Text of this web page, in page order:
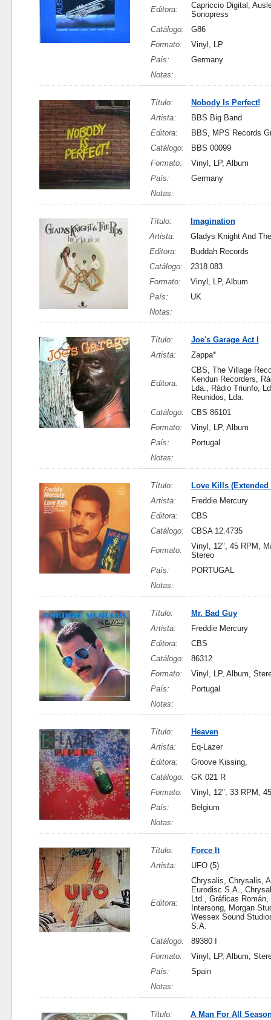
Editora:
Capriccio Digital,
Sonopress
Catálogo:
G86
Formato:
Vinyl, LP
País:
Germany
Notas:
Título:
Nobody Is Perfect!
Artista:
BBS Big Band
Editora:
BBS, MPS Records
Catálogo:
BBS 00099
Formato:
Vinyl, LP, Album
País:
Germany
Notas:
Título:
Imagination
Artista:
Gladys Knight And
Editora:
Buddah Records
Catálogo:
2318 083
Formato:
Vinyl, LP, Album
País:
UK
Notas:
Título:
Joe's Garage Act I
Artista:
Zappa*
Editora:
CBS, The Village
Kendun Recorders,
Lda., Rádio Triunfo,
Reunidos, Lda.
Catálogo:
CBS 86101
Formato:
Vinyl, LP, Album
País:
Portugal
Notas:
Título:
Love Kills (Extended
Artista:
Freddie Mercury
Editora:
CBS
Catálogo:
CBSA 12.4735
Formato:
Vinyl, 12", 45 RPM,
Stereo
País:
PORTUGAL
Notas:
Título:
Mr. Bad Guy
Artista:
Freddie Mercury
Editora:
CBS
Catálogo:
86312
Formato:
Vinyl, LP, Album,
País:
Portugal
Notas:
Título:
Heaven
Artista:
Eq-Lazer
Editora:
Groove Kissing,
Catálogo:
GK 021 R
Formato:
Vinyl, 12", 33 RPM,
País:
Belgium
Notas:
Título:
Force It
Artista:
UFO (5)
Editora:
Chrysalis, Chrysalis,
Eurodisc S.A.,
Ltd., Gráficas
Intersong, Morgan
Wessex Sound
S.A.
Catálogo:
89380 I
Formato:
Vinyl, LP, Album,
País:
Spain
Notas:
Título: A Man For All